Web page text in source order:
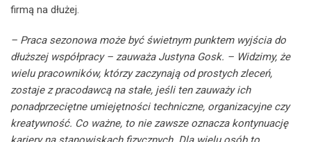
firmą na dłużej.
– Praca sezonowa może być świetnym punktem wyjścia do
dłuższej współpracy – zauważa Justyna Gosk. – Widzimy, że
wielu pracowników, którzy zaczynają od prostych zleceń,
zostaje z pracodawcą na stałe, jeśli ten zauważy ich
ponadprzeciętne umiejętności techniczne, organizacyjne czy
kreatywność. Co ważne, to nie zawsze oznacza kontynuację